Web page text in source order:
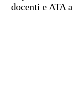
docenti e ATA